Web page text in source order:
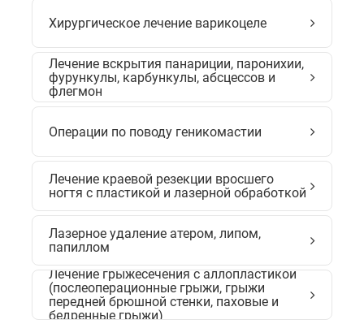
Хирургическое лечение варикоцеле
Лечение вскрытия панариции, паронихии,
фурункулы, карбункулы, абсцессов и
флегмон
Операции по поводу геникомастии
Лечение краевой резекции вросшего
ногтя с пластикой и лазерной обработкой
Лазерное удаление атером, липом,
папиллом
Лечение грыжесечения с аллопластикой
(послеоперационные грыжи, грыжи
передней брюшной стенки, паховые и
бедренные грыжи)